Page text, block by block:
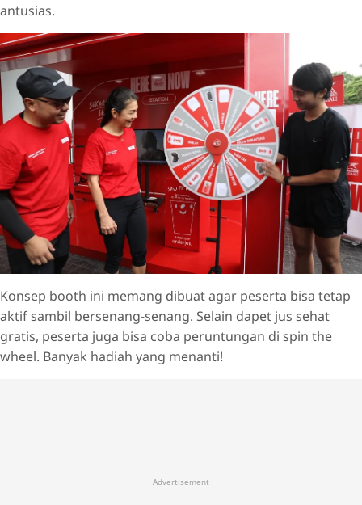
antusias.
Konsep booth ini memang dibuat agar peserta bisa tetap
aktif sambil bersenang-senang. Selain dapet jus sehat
gratis, peserta juga bisa coba peruntungan di spin the
wheel. Banyak hadiah yang menanti!
Advertisement